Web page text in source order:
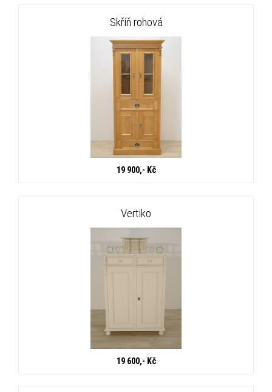
Skříň rohová
19 900,- Kč
Vertiko
19 600,- Kč